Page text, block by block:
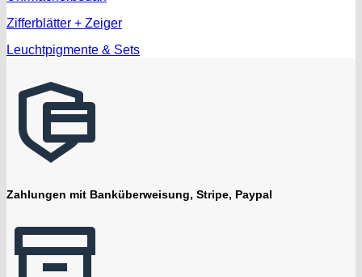
Zifferblätter + Zeiger
Leuchtpigmente & Sets
Zahlungen mit Banküberweisung, Stripe, Paypal